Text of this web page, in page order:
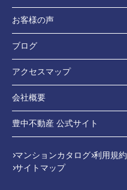
お客様の声
ブログ
アクセスマップ
会社概要
豊中不動産 公式サイト
マンションカタログ 利用規約
サイトマップ